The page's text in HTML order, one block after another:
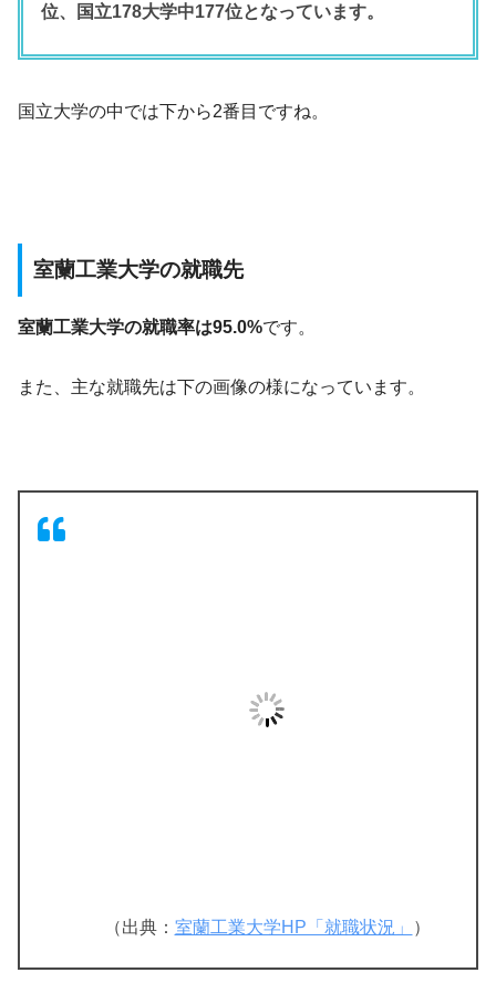
位、国立178大学中177位となっています。
国立大学の中では下から2番目ですね。
室蘭工業大学の就職先
室蘭工業大学の就職率は95.0%です。
また、主な就職先は下の画像の様になっています。
（出典： 室蘭工業大学HP「就職状況」 ）